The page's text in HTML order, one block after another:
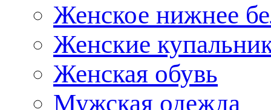
Женское нижнее
Женские
Женская обувь
Мужская одежда